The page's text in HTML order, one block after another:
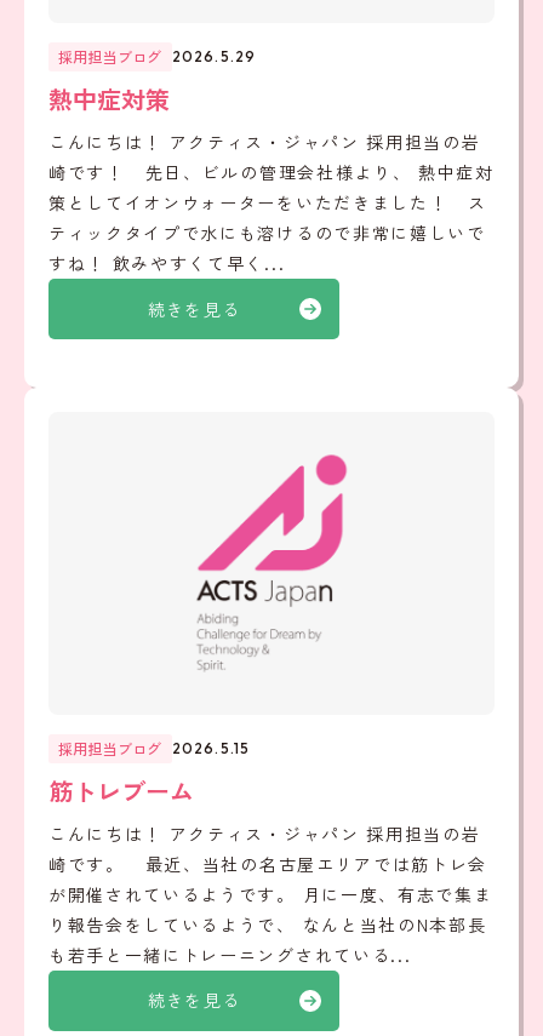
続きを見る
採用担当ブログ 2026.5.29
熱中症対策
こんにちは！ アクティス・ジャパン 採用担当の岩
崎です！ 先日、ビルの管理会社様より、 熱中症対
策としてイオンウォーターをいただきました！ ス
ティックタイプで水にも溶けるので非常に嬉しいで
すね！ 飲みやすくて早く...
続きを見る
採用担当ブログ 2026.5.15
筋トレブーム
こんにちは！ アクティス・ジャパン 採用担当の岩
崎です。 最近、当社の名古屋エリアでは筋トレ会
が開催されているようです。 月に一度、有志で集ま
り報告会をしているようで、 なんと当社のN本部長
も若手と一緒にトレーニングされている...